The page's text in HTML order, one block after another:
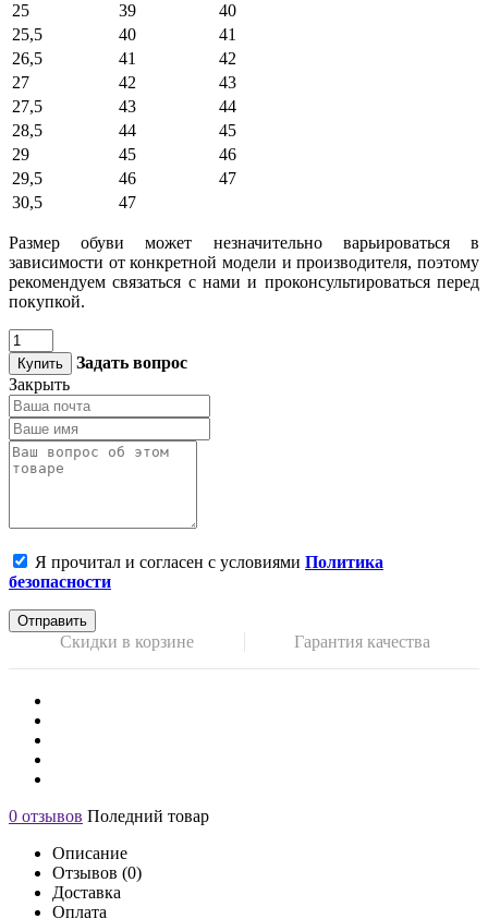
25
39
40
25,5
40
41
26,5
41
42
27
42
43
27,5
43
44
28,5
44
45
29
45
46
29,5
46
47
30,5
47
Размер обуви может незначительно варьироваться в
зависимости от конкретной модели и производителя, поэтому
рекомендуем связаться с нами и проконсультироваться перед
покупкой.
Купить
Задать вопрос
Закрыть
Я прочитал и согласен с условиями Политика
безопасности
Отправить
Скидки в корзине Гарантия качества
0 отзывов Поледний товар
Описание
Отзывов (0)
Доставка
Оплата